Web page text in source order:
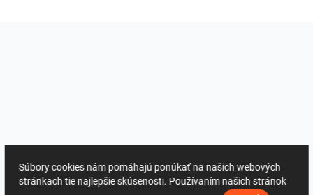
Súbory cookies nám pomáhajú ponúkať na našich webových
stránkach tie najlepšie skúsenosti. Používaním našich stránok